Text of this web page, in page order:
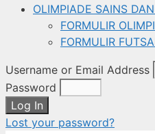
OLIMPIADE SAINS
FORMULIR
FORMULIR
Username or Email Address
Password
Log In
Lost your password?